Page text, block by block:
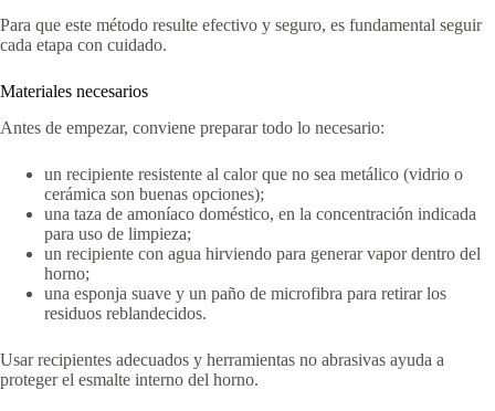
Para que este método resulte efectivo y seguro, es fundamental seguir
cada etapa con cuidado.
Materiales necesarios
Antes de empezar, conviene preparar todo lo necesario:
un recipiente resistente al calor que no sea metálico (vidrio o
cerámica son buenas opciones);
una taza de amoníaco doméstico, en la concentración indicada
para uso de limpieza;
un recipiente con agua hirviendo para generar vapor dentro del
horno;
una esponja suave y un paño de microfibra para retirar los
residuos reblandecidos.
Usar recipientes adecuados y herramientas no abrasivas ayuda a
proteger el esmalte interno del horno.